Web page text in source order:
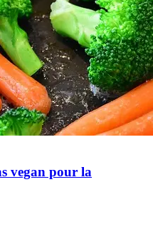
vegan pour la